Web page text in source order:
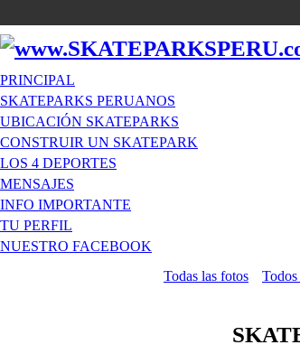
PRINCIPAL
SKATEPARKS PERUANOS
UBICACIÓN SKATEPARKS
CONSTRUIR UN SKATEPARK
LOS 4 DEPORTES
MENSAJES
INFO IMPORTANTE
TU PERFIL
NUESTRO FACEBOOK
Todas las fotos